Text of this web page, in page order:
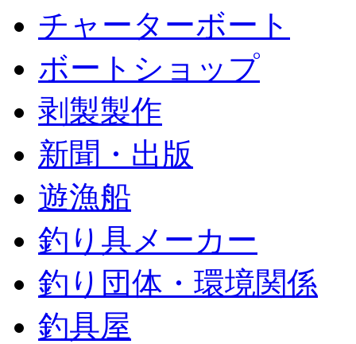
チャーターボート
ボートショップ
剥製製作
新聞・出版
遊漁船
釣り具メーカー
釣り団体・環境関係
釣具屋